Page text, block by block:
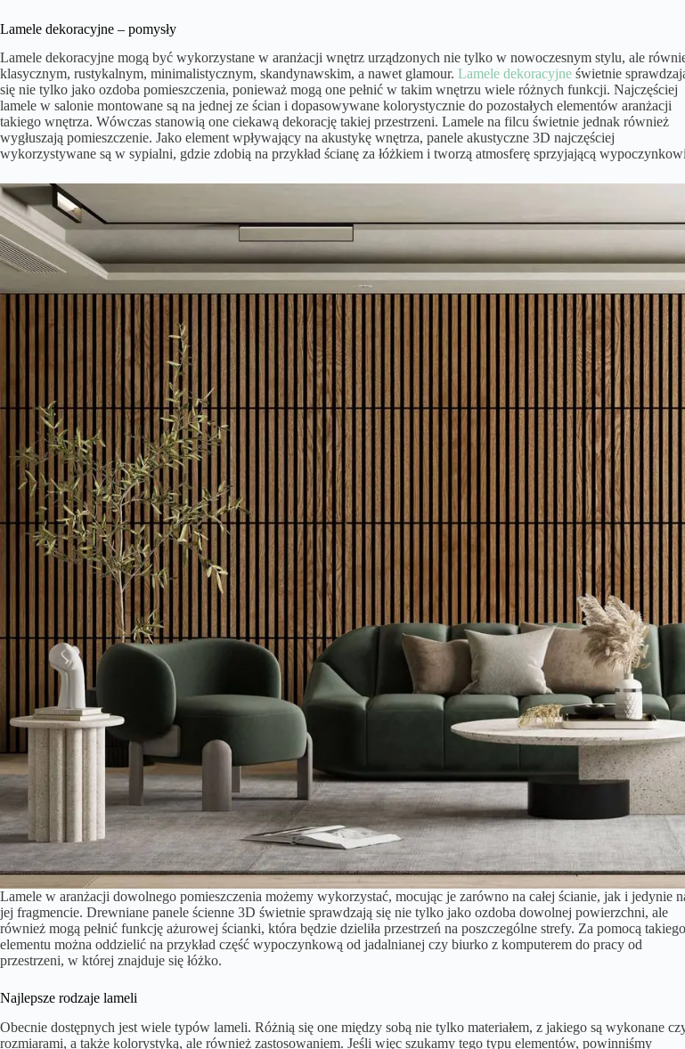
Lamele dekoracyjne – pomysły
Lamele dekoracyjne mogą być wykorzystane w aranżacji wnętrz urządzonych nie tylko w nowoczesnym stylu, ale
klasycznym, rustykalnym, minimalistycznym, skandynawskim, a nawet glamour. Lamele dekoracyjne świetnie
się nie tylko jako ozdoba pomieszczenia, ponieważ mogą one pełnić w takim wnętrzu wiele różnych funkcji. Najczęściej
lamele w salonie montowane są na jednej ze ścian i dopasowywane kolorystycznie do pozostałych elementów aranżacji
takiego wnętrza. Wówczas stanowią one ciekawą dekorację takiej przestrzeni. Lamele na filcu świetnie jednak również
wygłuszają pomieszczenie. Jako element wpływający na akustykę wnętrza, panele akustyczne 3D najczęściej
wykorzystywane są w sypialni, gdzie zdobią na przykład ścianę za łóżkiem i tworzą atmosferę sprzyjającą
Lamele w aranżacji dowolnego pomieszczenia możemy wykorzystać, mocując je zarówno na całej ścianie, jak i jedynie
jej fragmencie. Drewniane panele ścienne 3D świetnie sprawdzają się nie tylko jako ozdoba dowolnej powierzchni, ale
również mogą pełnić funkcję ażurowej ścianki, która będzie dzieliła przestrzeń na poszczególne strefy. Za pomocą takiego
elementu można oddzielić na przykład część wypoczynkową od jadalnianej czy biurko z komputerem do pracy od
przestrzeni, w której znajduje się łóżko.
Najlepsze rodzaje lameli
Obecnie dostępnych jest wiele typów lameli. Różnią się one między sobą nie tylko materiałem, z jakiego są wykonane
rozmiarami, a także kolorystyką, ale również zastosowaniem. Jeśli więc szukamy tego typu elementów, powinniśmy